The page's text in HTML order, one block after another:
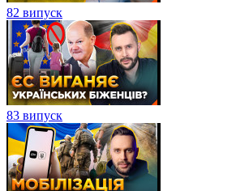
82 випуск
83 випуск